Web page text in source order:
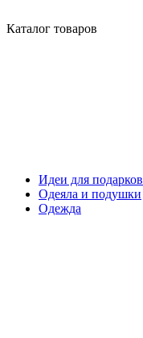
Каталог товаров
Идеи для подарков
Одеяла и подушки
Одежда